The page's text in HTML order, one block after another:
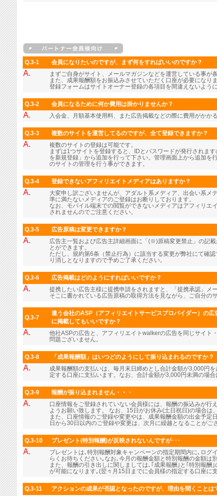
Q.3-1 会員になりたいのですが、まず何をすればいいのですか？
A.
まずご自身がサイト、メールマガジンなどを運営している事が
また、成果報酬額をお振込みさせていただく口座が必要になり
登録フォームはサイトオーナー登録の各項目を間違えないよう
Q.3-2 会員になるために何か費用は掛かりませんか？
A. 入会金、月額基本使用料、また広告掲載などの際に費用がかか
Q.3-3 複数のサイトを運営してるのですが、全て登録できますか？
A.
複数のサイトの登録は可能です。
まずは1つサイトを登録すると、IDとパスワードが発行されま
を新規登録」から追加を行って下さい。管理画面上から追加を
のサイトの管理を行う事ができます。
Q.3-4 登録できないアフィリエイトメディアはありますか？
A.
大変申し訳ございませんが、アダルト系メディア、出会い系メ
準に満たないメディアのご登録はお断りしております。
なお、モバイル端末での閲覧ができないメディアはアフィリエ
されませんのでご注意ください。
Q.3-5 広告原稿は変更できますか？
A.
広告主一覧および広告主詳細画面に「(※)原稿変更禁止」の記
とができます。
ただし、規約第6条（禁止行為）に該当する変更が弊社にて確
り消しとなりますので予めご了承ください。
Q.3-6 広告掲載はどのようにすればいいですか？
A.
提携したい広告主様に提携申請をされますと、「提携承認」メ
そこに書かれている広告原稿の取得方法を見ながら、ご自分の
Q.3-7
違う会社のASP（アフィリエイトサービスプロバイダー）の
に掲載してもいいですか？
A.
他社ASPの広告と、アフィリエイトwalkerの広告を同じサイト
問題ございません。
Q.3-8 「成果報酬額」はいつどのようにして振り込まれるのですか？
A.
成果報酬額の支払いは、毎月末日締めとし合計金額が3,000円
定する口座に支払います。なお、合計金額が3,000円未満の場
Q.3-9 報酬が振り込まれません・・・
A.
口座情報をご登録されていない会員様には、報酬の振込みが行
ようお願い致します。 なお、15日がお休み(土日祝日)の場合は
また、口座情報のご登録や変更やは、成果報酬金額の出金予定
日から30日以内のご登録や変更は、次月に繰越となることがご
Q.3-10 プレゼント(特別報酬)が反映されないんですが･･･
A.
プレゼントは､特別報酬対象キャンペーンの指定期間内に､ログ
らくお待ちください｡なお､今月の報酬金額と特別報酬の金額は
また、報酬の引き出しに関しましては､｢成果報酬｣と｢特別報酬
が可能になります｡(翌々月15日までに会員様の指定する口座に
Q.3-11 アクションの成果が否認となったのですが、理由を聞くことは